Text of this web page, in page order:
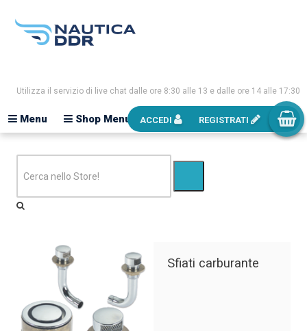
Utilizza il servizio di live chat dalle ore 8:30 alle 13 e dalle ore 14 alle 17:30
Shop Menu
Menu ACCEDI REGISTRATI
Sfiati carburante